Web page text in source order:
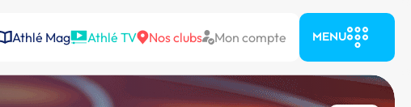
Athlé Mag Athlé TV Nos clubs Mon compte MENU